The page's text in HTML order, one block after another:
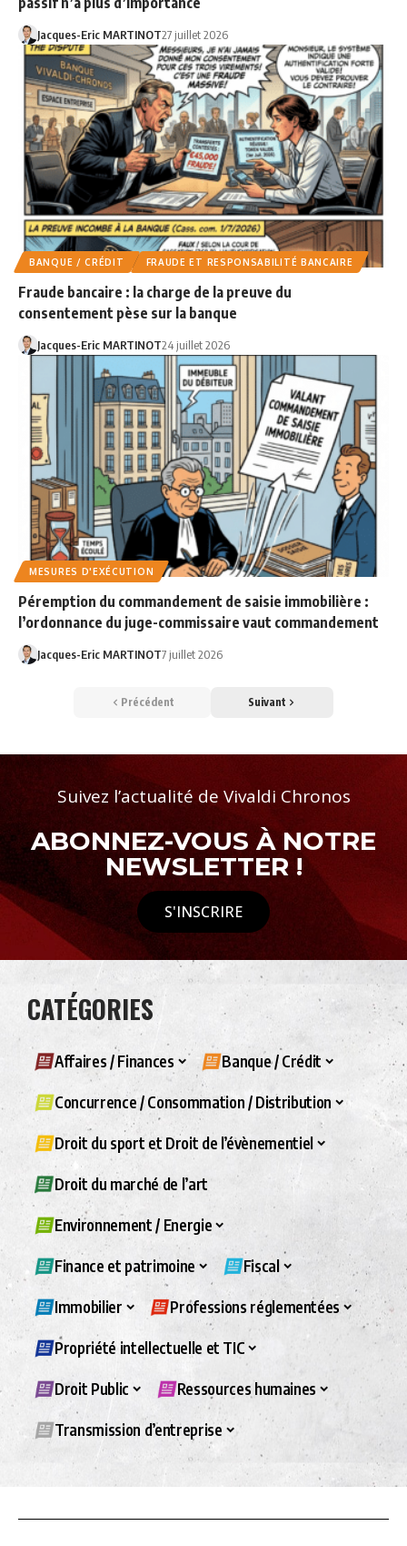
Jacques-Eric MARTINOT27 juillet 2026
BANQUE / CRÉDIT FRAUDE ET RESPONSABILITÉ BANCAIRE
Fraude bancaire : la charge de la preuve du
consentement pèse sur la banque
Jacques-Eric MARTINOT24 juillet 2026
MESURES D'EXÉCUTION
Péremption du commandement de saisie immobilière :
l’ordonnance du juge-commissaire vaut commandement
Jacques-Eric MARTINOT7 juillet 2026
Précédent Suivant
Suivez l’actualité de Vivaldi Chronos
ABONNEZ-VOUS À NOTRE
NEWSLETTER !
S'INSCRIRE
CATÉGORIES
Affaires / Finances Banque / Crédit
Concurrence / Consommation / Distribution
Droit du sport et Droit de l’évènementiel
Droit du marché de l’art
Environnement / Energie
Finance et patrimoine Fiscal
Immobilier Professions réglementées
Propriété intellectuelle et TIC
Droit Public Ressources humaines
Transmission d’entreprise